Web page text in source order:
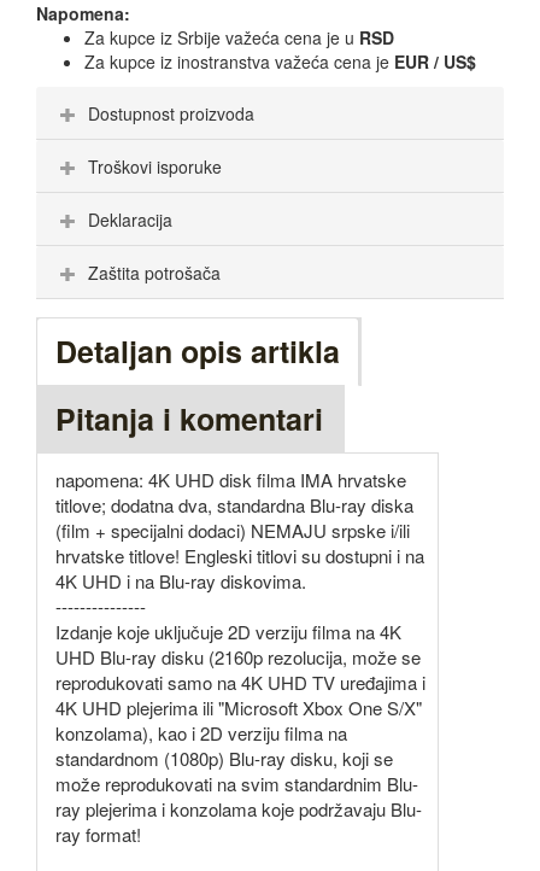
Napomena:
Za kupce iz Srbije važeća cena je u RSD
Za kupce iz inostranstva važeća cena je EUR / US$
Dostupnost proizvoda
Troškovi isporuke
Deklaracija
Zaštita potrošača
Detaljan opis artikla
Pitanja i komentari
napomena: 4K UHD disk filma IMA hrvatske
titlove; dodatna dva, standardna Blu-ray diska
(film + specijalni dodaci) NEMAJU srpske i/ili
hrvatske titlove! Engleski titlovi su dostupni i na
4K UHD i na Blu-ray diskovima.
---------------
Izdanje koje uključuje 2D verziju filma na 4K
UHD Blu-ray disku (2160p rezolucija, može se
reprodukovati samo na 4K UHD TV uređajima i
4K UHD plejerima ili "Microsoft Xbox One S/X"
konzolama), kao i 2D verziju filma na
standardnom (1080p) Blu-ray disku, koji se
može reprodukovati na svim standardnim Blu-
ray plejerima i konzolama koje podržavaju Blu-
ray format!